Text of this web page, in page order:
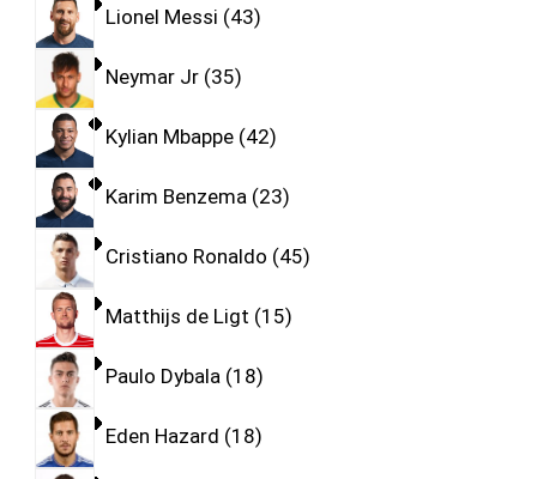
Lionel Messi 43
Neymar Jr 35
Kylian Mbappe 42
Karim Benzema 23
Cristiano Ronaldo 45
Matthijs de Ligt 15
Paulo Dybala 18
Eden Hazard 18